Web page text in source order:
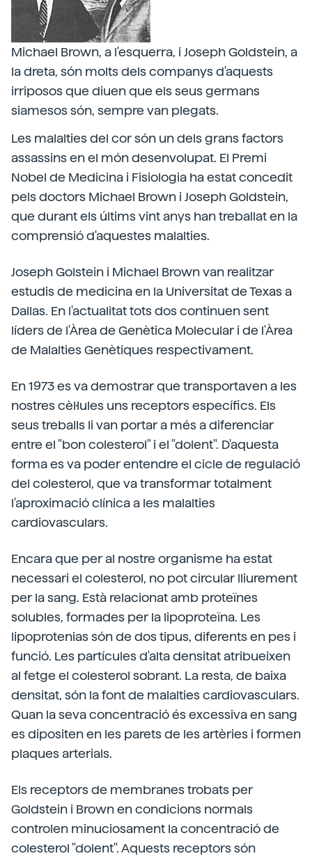
Michael Brown, a l'esquerra, i Joseph Goldstein, a
la dreta, són molts dels companys d'aquests
irriposos que diuen que els seus germans
siamesos són, sempre van plegats.
Les malalties del cor són un dels grans factors
assassins en el món desenvolupat. El Premi
Nobel de Medicina i Fisiologia ha estat concedit
pels doctors Michael Brown i Joseph Goldstein,
que durant els últims vint anys han treballat en la
comprensió d'aquestes malalties.
Joseph Golstein i Michael Brown van realitzar
estudis de medicina en la Universitat de Texas a
Dallas. En l'actualitat tots dos continuen sent
líders de l'Àrea de Genètica Molecular i de l'Àrea
de Malalties Genètiques respectivament.
En 1973 es va demostrar que transportaven a les
nostres cèl·lules uns receptors específics. Els
seus treballs li van portar a més a diferenciar
entre el "bon colesterol" i el "dolent". D'aquesta
forma es va poder entendre el cicle de regulació
del colesterol, que va transformar totalment
l'aproximació clínica a les malalties
cardiovasculars.
Encara que per al nostre organisme ha estat
necessari el colesterol, no pot circular lliurement
per la sang. Està relacionat amb proteïnes
solubles, formades per la lipoproteïna. Les
lipoprotenias són de dos tipus, diferents en pes i
funció. Les partícules d'alta densitat atribueixen
al fetge el colesterol sobrant. La resta, de baixa
densitat, són la font de malalties cardiovasculars.
Quan la seva concentració és excessiva en sang
es dipositen en les parets de les artèries i formen
plaques arterials.
Els receptors de membranes trobats per
Goldstein i Brown en condicions normals
controlen minuciosament la concentració de
colesterol "dolent". Aquests receptors són